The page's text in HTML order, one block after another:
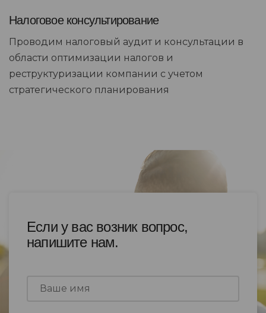
Налоговое консультирование
Проводим налоговый аудит и консультации в
области оптимизации налогов и
реструктуризации компании с учетом
стратегического планирования
Если у вас возник вопрос,
напишите нам.